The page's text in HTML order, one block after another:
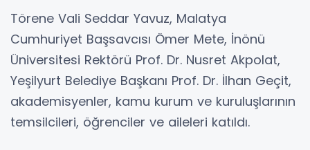
Törene Vali Seddar Yavuz, Malatya
Cumhuriyet Başsavcısı Ömer Mete, İnönü
Üniversitesi Rektörü Prof. Dr. Nusret Akpolat,
Yeşilyurt Belediye Başkanı Prof. Dr. İlhan Geçit,
akademisyenler, kamu kurum ve kuruluşlarının
temsilcileri, öğrenciler ve aileleri katıldı.